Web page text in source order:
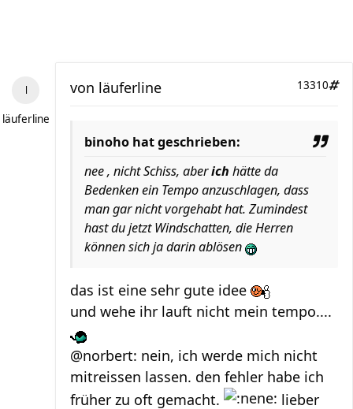
läuferline
13310
von läuferline
binoho hat geschrieben:
nee , nicht Schiss, aberich hätte da
Bedenken ein Tempo anzuschlagen, dass
man gar nicht vorgehabt hat. Zumindest
hast du jetzt Windschatten, die Herren
können sich ja darin ablösen
das ist eine sehr gute idee
und wehe ihr lauft nicht mein tempo....
@norbert: nein, ich werde mich nicht
mitreissen lassen. den fehler habe ich
früher zu oft gemacht.
lieber